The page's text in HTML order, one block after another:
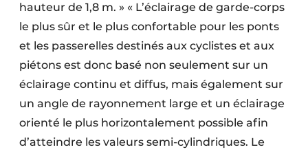
hauteur de 1,8 m. » « L’éclairage de garde-corps
le plus sûr et le plus confortable pour les ponts
et les passerelles destinés aux cyclistes et aux
piétons est donc basé non seulement sur un
éclairage continu et diffus, mais également sur
un angle de rayonnement large et un éclairage
orienté le plus horizontalement possible afin
d’atteindre les valeurs semi-cylindriques. Le